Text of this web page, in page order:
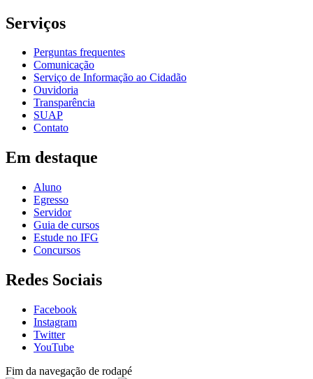
Serviços
Perguntas frequentes
Comunicação
Serviço de Informação ao Cidadão
Ouvidoria
Transparência
SUAP
Contato
Em destaque
Aluno
Egresso
Servidor
Guia de cursos
Estude no IFG
Concursos
Redes Sociais
Facebook
Instagram
Twitter
YouTube
Fim da navegação de rodapé